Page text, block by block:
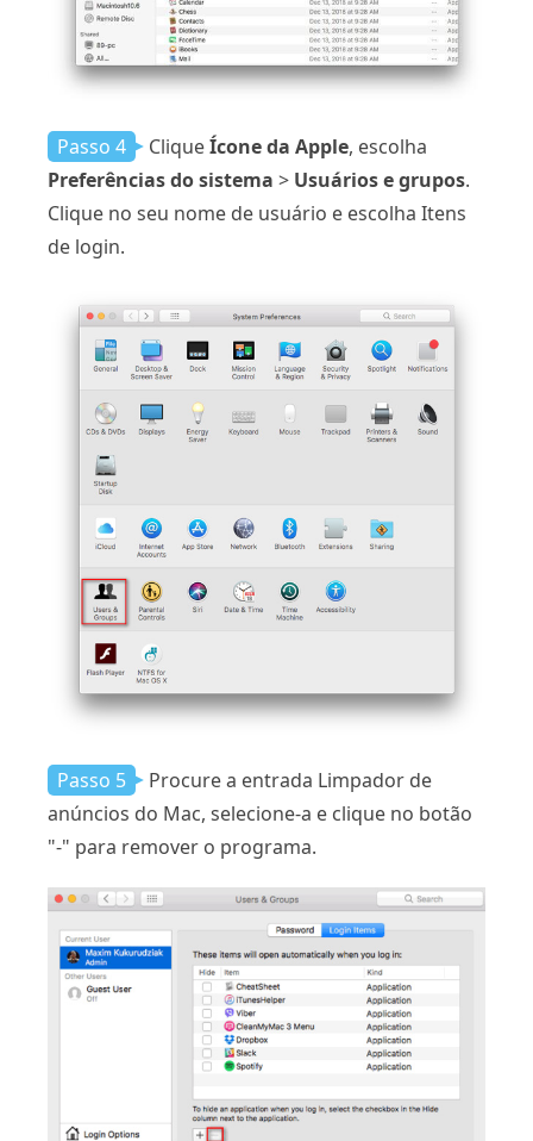
Passo 4 CliqueÍcone da Apple, escolha
Preferências do sistema > Usuários e grupos.
Clique no seu nome de usuário e escolha Itens
de login.
Passo 5
Procure a entrada Limpador de
anúncios do Mac, selecione-a e clique no botão
"-" para remover o programa.